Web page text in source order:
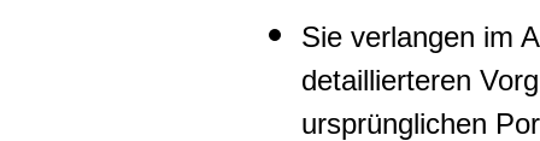
Sie verlangen im
detaillierteren
ursprünglichen